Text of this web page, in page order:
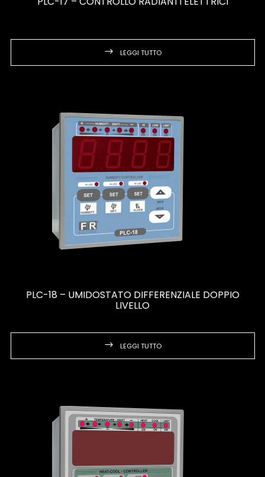
LEGGI TUTTO
PLC-18 – UMIDOSTATO DIFFERENZIALE DOPPIO
LIVELLO
LEGGI TUTTO